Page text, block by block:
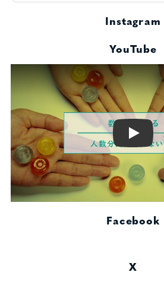
Instagram
YouTube
Play
Facebook
X